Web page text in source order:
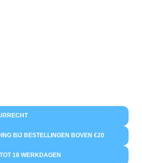
BIJ BESTELLINGEN BOVEN €20
18 WERKDAGEN